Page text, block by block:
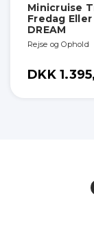
Minicruise
Fredag
DREAM
Rejse og Ophold
DKK